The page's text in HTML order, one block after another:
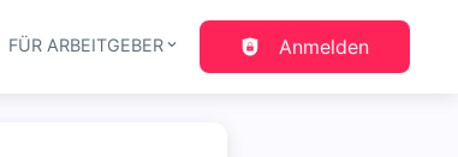
FÜR ARBEITGEBER Anmelden